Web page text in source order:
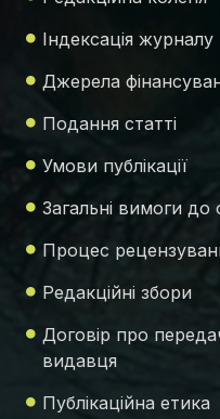
Індексація журналу
Джерела
Подання статті
Умови публікації
Загальні вимоги
Процес
Редакційні збори
Договір про
видавця
Публікаційна етика